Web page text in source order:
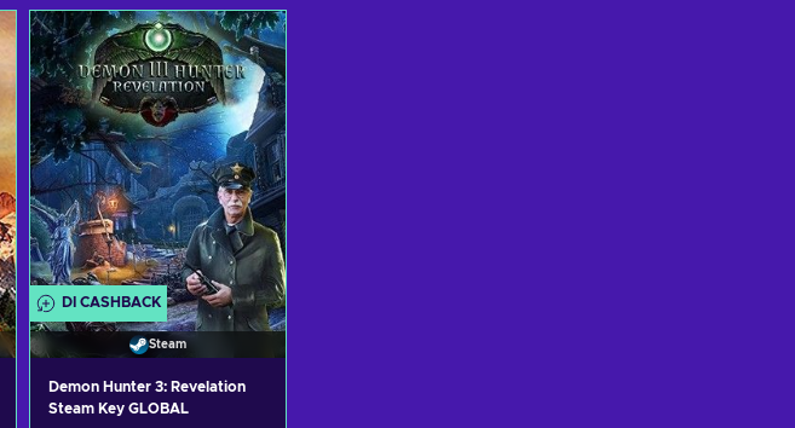
DI CASHBACK
Steam
Demon Hunter 3: Revelation
Steam Key GLOBAL